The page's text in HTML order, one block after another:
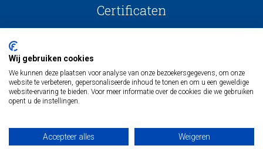
Certificaten
Inkoopvoorwaarden
Algemene onderaannemingsvoorwaarden
Wij gebruiken cookies
We kunnen deze plaatsen voor analyse van onze bezoekersgegevens, om onze
website te verbeteren, gepersonaliseerde inhoud te tonen en om u een geweldige
website-ervaring te bieden. Voor meer informatie over de cookies die we gebruiken
opent u de instellingen.
Accepteer alles Weigeren